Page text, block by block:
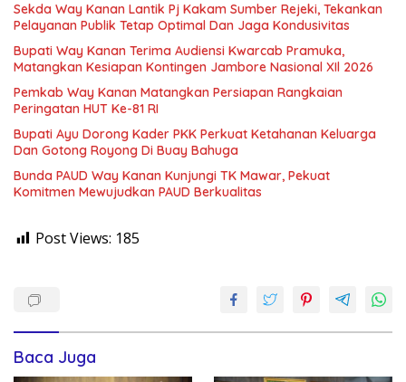
Sekda Way Kanan Lantik Pj Kakam Sumber Rejeki, Tekankan
Pelayanan Publik Tetap Optimal Dan Jaga Kondusivitas
Bupati Way Kanan Terima Audiensi Kwarcab Pramuka,
Matangkan Kesiapan Kontingen Jambore Nasional XIl 2026
Pemkab Way Kanan Matangkan Persiapan Rangkaian
Peringatan HUT Ke-81 RI
Bupati Ayu Dorong Kader PKK Perkuat Ketahanan Keluarga
Dan Gotong Royong Di Buay Bahuga
Bunda PAUD Way Kanan Kunjungi TK Mawar, Pekuat
Komitmen Mewujudkan PAUD Berkualitas
Post Views: 185
Baca Juga